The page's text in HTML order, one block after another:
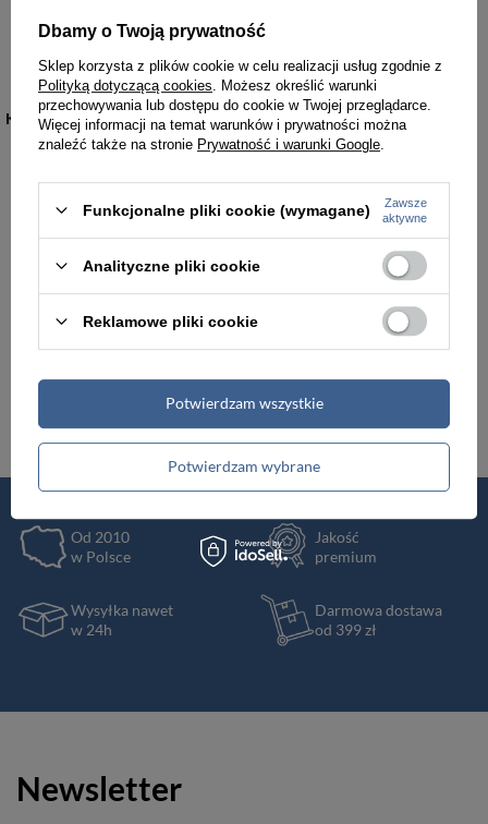
59,99 zł 189,00 zł
KATEGORIE
Teczki męskie
Plecaki Portfele
Walizki podróżne Akcesoria i dodatki odzieżowe
Renowacja skóry
Od 2010
w Polsce
Jakość
premium
Wysyłka nawet
w 24h
Darmowa dostawa
od 399 zł
Newsletter
Dbamy o Twoją prywatność
Sklep korzysta z plików cookie w celu realizacji usług zgodnie z
Polityką dotyczącą cookies . Możesz określić warunki
przechowywania lub dostępu do cookie w Twojej przeglądarce.
Więcej informacji na temat warunków i prywatności można
znaleźć także na stronie Prywatność i warunki Google
Funkcjonalne pliki cookie (wymagane)
Zawsze
aktywne
Analityczne pliki cookie
Reklamowe pliki cookie
Potwierdzam wybrane
Potwierdzam wszystkie